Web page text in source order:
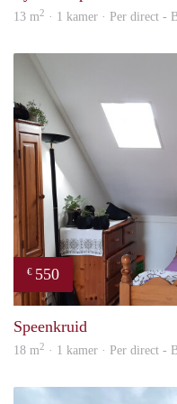
13 m2 · 1 kamer · Per direct -
€ 550
Speenkruid
18 m2 · 1 kamer · Per direct -